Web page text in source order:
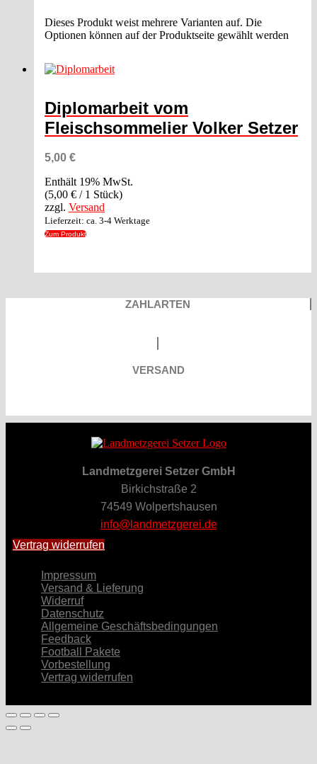
Dieses Produkt weist mehrere Varianten auf. Die
Optionen können auf der Produktseite gewählt werden
Diplomarbeit vom
Fleischsommelier Volker Setzer
5,00 €
Enthält 19% MwSt.
(5,00 € / 1 Stück)
zzgl. Versand
Lieferzeit: ca. 3-4 Werktage
Zum Produkt
ZAHLARTEN
VERSAND
Landmetzgerei Setzer GmbH
Birkichstraße 2
74549 Wolpertshausen
info@landmetzgerei.de
Vertrag widerrufen
Impressum
Versand & Lieferung
Widerruf
Datenschutz
Allgemeine Geschäftsbedingungen
Feedback
Football Pakete
Vorbestellung
Vertrag widerrufen